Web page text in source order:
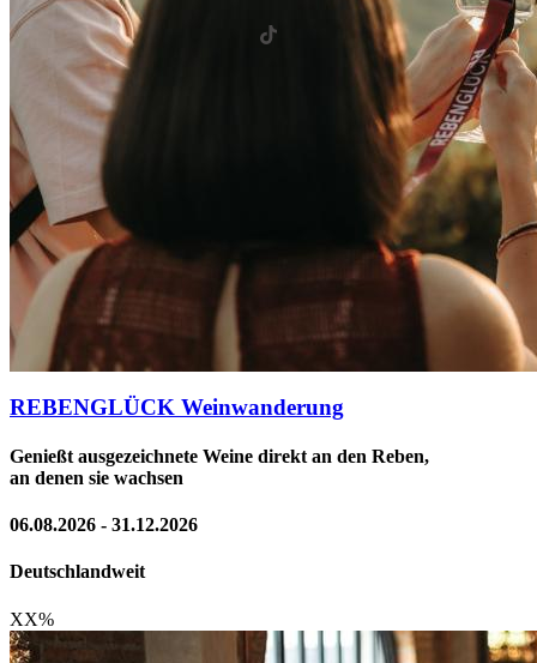
REBENGLÜCK Weinwanderung
Genießt ausgezeichnete Weine direkt an den Reben,
an denen sie wachsen
06.08.2026 - 31.12.2026
Deutschlandweit
XX%